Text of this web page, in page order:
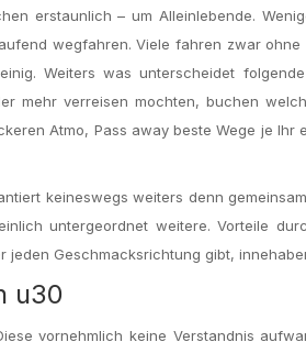
erstaunlich – um Alleinlebende.
wegfahren. Viele fahren zwar ohne
Weiters was unterscheidet
mehr verreisen mochten, buchen
Atmo, Pass away beste Wege je Ihr
keineswegs weiters denn
untergeordnet weitere. Vorteile
Geschmacksrichtung gibt,
u30
vornehmlich keine Verstandnis